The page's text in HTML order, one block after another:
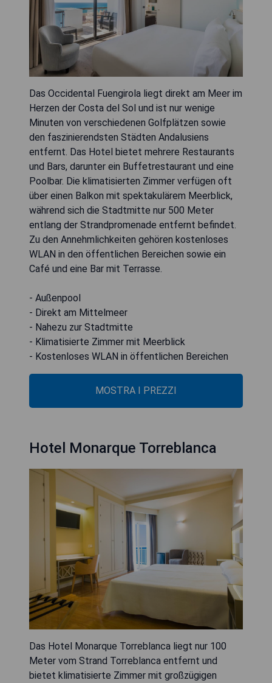
Das Occidental Fuengirola liegt direkt am Meer im
Herzen der Costa del Sol und ist nur wenige
Minuten von verschiedenen Golfplätzen sowie
den faszinierendsten Städten Andalusiens
entfernt. Das Hotel bietet mehrere Restaurants
und Bars, darunter ein Buffetrestaurant und eine
Poolbar. Die klimatisierten Zimmer verfügen oft
über einen Balkon mit spektakulärem Meerblick,
während sich die Stadtmitte nur 500 Meter
entlang der Strandpromenade entfernt befindet.
Zu den Annehmlichkeiten gehören kostenloses
WLAN in den öffentlichen Bereichen sowie ein
Café und eine Bar mit Terrasse.
- Außenpool
- Direkt am Mittelmeer
- Nahezu zur Stadtmitte
- Klimatisierte Zimmer mit Meerblick
- Kostenloses WLAN in öffentlichen Bereichen
MOSTRA I PREZZI
Hotel Monarque Torreblanca
Das Hotel Monarque Torreblanca liegt nur 100
Meter vom Strand Torreblanca entfernt und
bietet klimatisierte Zimmer mit großzügigen